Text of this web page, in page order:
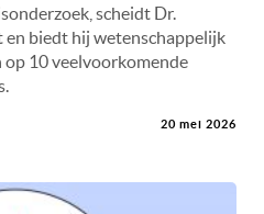
scheidt Dr.
biedt hij wetenschappelijk
10 veelvoorkomende
20 mei 2026